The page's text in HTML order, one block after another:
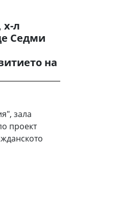
х-л
Седми
на
зала
проект